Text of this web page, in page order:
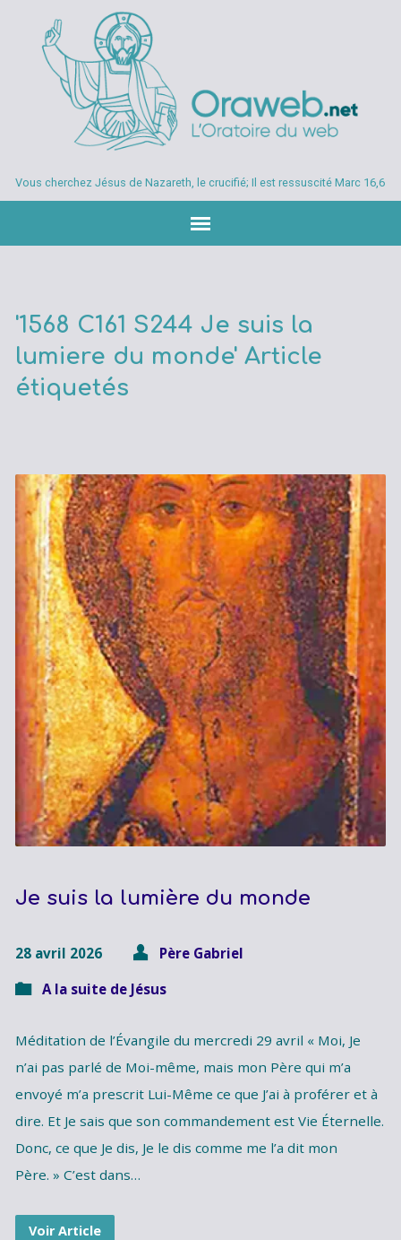
Vous cherchez Jésus de Nazareth, le crucifié; Il est ressuscité Marc 16,6
'1568 C161 S244 Je suis la
lumiere du monde' Article
étiquetés
Je suis la lumière du monde
28 avril 2026
Père Gabriel
A la suite de Jésus
Méditation de l’Évangile du mercredi 29 avril « Moi, Je
n’ai pas parlé de Moi-même, mais mon Père qui m’a
envoyé m’a prescrit Lui-Même ce que J’ai à proférer et à
dire. Et Je sais que son commandement est Vie Éternelle.
Donc, ce que Je dis, Je le dis comme me l’a dit mon
Père. » C’est dans…
Voir Article